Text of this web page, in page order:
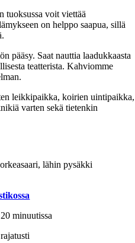
tuoksussa voit viettää
on helppo saapua, sillä
pääsy. Saat nauttia laadukkaasta
teatterista. Kahviomme
leikkipaikka, koirien uintipaikka,
varten sekä tietenkin
lähin pysäkki
minuutissa